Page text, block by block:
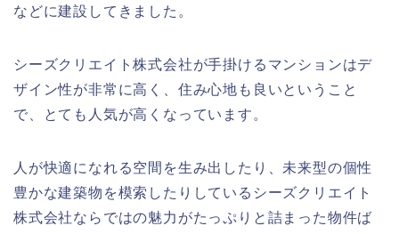
などに建設してきました。
シーズクリエイト株式会社が手掛けるマンションはデ
ザイン性が非常に高く、住み心地も良いということ
で、とても人気が高くなっています。
人が快適になれる空間を生み出したり、未来型の個性
豊かな建築物を模索したりしているシーズクリエイト
株式会社ならではの魅力がたっぷりと詰まった物件ば